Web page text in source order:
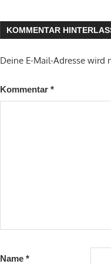
KOMMENTAR
Deine E-Mail-Adresse wird
Kommentar*
Name*